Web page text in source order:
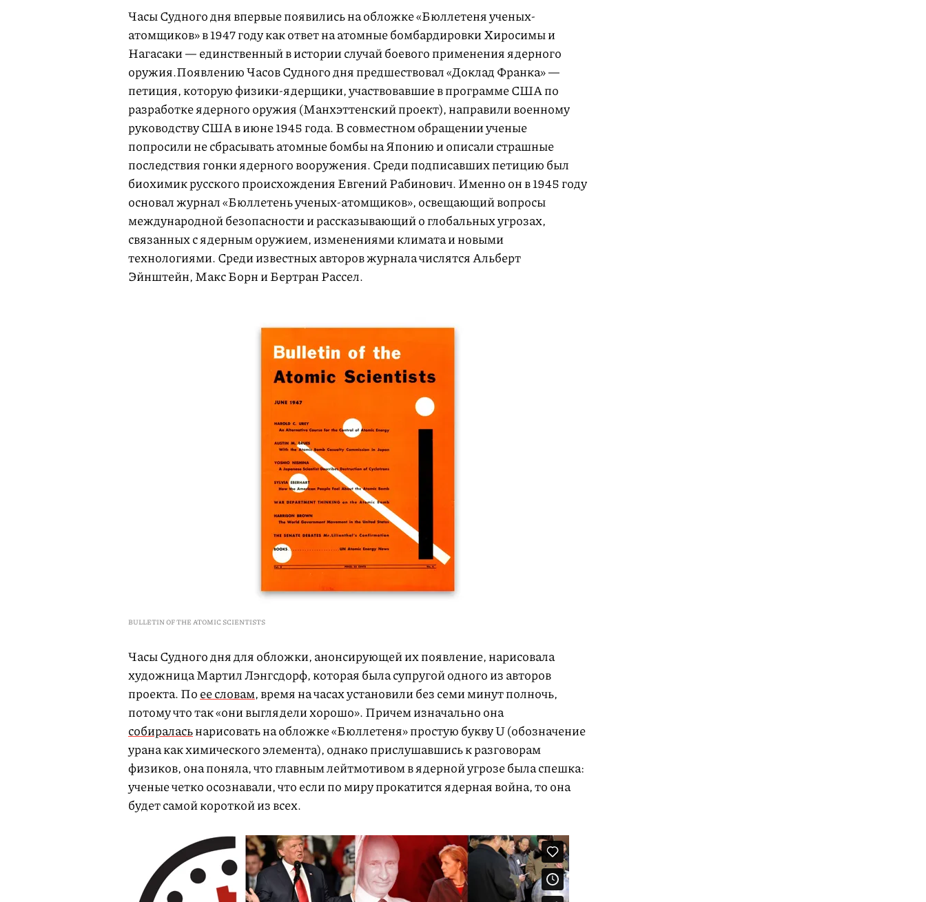
Часы Судного дня впервые появились на обложке «Бюллетеня ученых-
атомщиков» в 1947 году как ответ на атомные бомбардировки Хиросимы и
Нагасаки — единственный в истории случай боевого применения ядерного
оружия.Появлению Часов Судного дня предшествовал «Доклад Франка» —
петиция, которую физики-ядерщики, участвовавшие в программе США по
разработке ядерного оружия (Манхэттенский проект), направили военному
руководству США в июне 1945 года. В совместном обращении ученые
попросили не сбрасывать атомные бомбы на Японию и описали страшные
последствия гонки ядерного вооружения. Среди подписавших петицию был
биохимик русского происхождения Евгений Рабинович. Именно он в 1945 году
основал журнал «Бюллетень ученых-атомщиков», освещающий вопросы
международной безопасности и рассказывающий о глобальных угрозах,
связанных с ядерным оружием, изменениями климата и новыми
технологиями. Среди известных авторов журнала числятся Альберт
Эйнштейн, Макс Борн и Бертран Рассел.
BULLETIN OF THE ATOMIC SCIENTISTS
Часы Судного дня для обложки, анонсирующей их появление, нарисовала
художница Мартил Лэнгсдорф, которая была супругой одного из авторов
проекта. Поее словам, время на часах установили без семи минут полночь,
потому что так «они выглядели хорошо». Причем изначально она
собираласьнарисовать на обложке «Бюллетеня» простую букву U (обозначение
урана как химического элемента), однако прислушавшись к разговорам
физиков, она поняла, что главным лейтмотивом в ядерной угрозе была спешка:
ученые четко осознавали, что если по миру прокатится ядерная война, то она
будет самой короткой из всех.